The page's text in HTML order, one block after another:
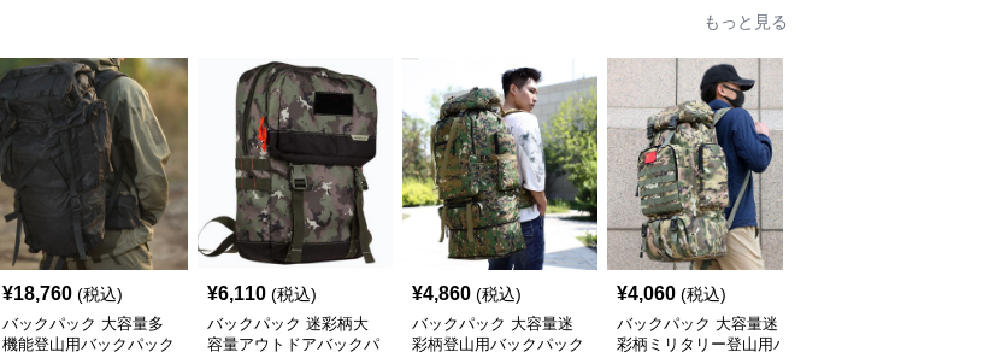
もっと見る
¥18,760 (税込)
バックパック 大容量多
機能登山用バックパック
¥6,110 (税込)
バックパック 迷彩柄大
容量アウトドアバックパ
¥4,860 (税込)
バックパック 大容量迷
彩柄登山用バックパック
¥4,060 (税込)
バックパック 大容量迷
彩柄ミリタリー登山用バ